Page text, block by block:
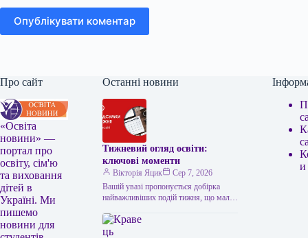
Опублікувати коментар
Про сайт
«Освіта
новини» —
портал про
освіту, сім'ю
та виховання
дітей в
Україні. Ми
пишемо
новини для
Останні новини
Тижневий огляд освіти:
ключові моменти
Вікторія Яцик
Сер 7, 2026
Вашій увазі пропонується добірка
найважливіших подій тижня, що мали
освітні події тижня: підсумки Топ-100
українських…
и